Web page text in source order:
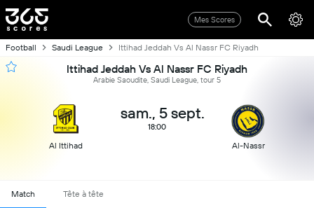
Mes Scores
Football Saudi League Ittihad Jeddah Vs Al Nassr FC Riyadh
Ittihad Jeddah Vs Al Nassr FC Riyadh
Arabie Saoudite, Saudi League, tour 5
Al Ittihad
sam., 5 sept.
18:00
Al-Nassr
Match Tête à tête